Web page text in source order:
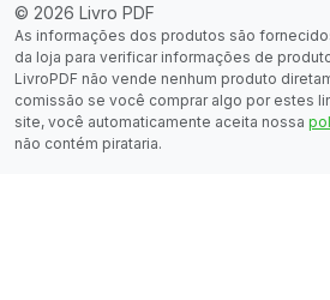
© 2026 Livro PDF
As informações dos produtos são
da loja para verificar informações de
LivroPDF não vende nenhum produto
comissão se você comprar algo por estes
site, você automaticamente aceita nossa
não contém pirataria.